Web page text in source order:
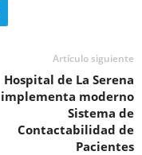
Artículo siguiente
Hospital de La Serena
implementa moderno
Sistema de
Contactabilidad de
Pacientes